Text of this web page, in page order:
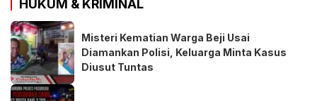
HUKUM & KRIMINAL
Misteri Kematian Warga Beji Usai
Diamankan Polisi, Keluarga Minta Kasus
Diusut Tuntas